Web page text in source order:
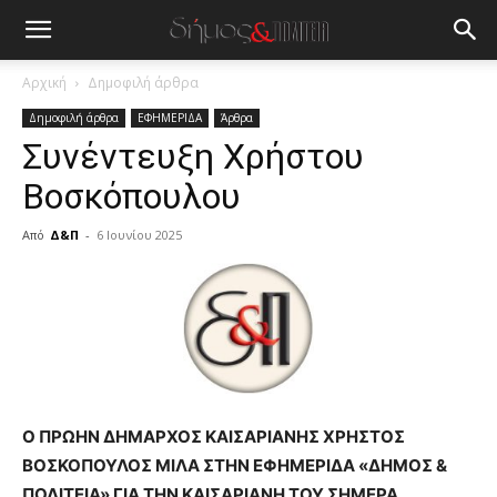
Αρχική Δημοφιλή άρθρα
Δημοφιλή άρθρα ΕΦΗΜΕΡΙΔΑ Άρθρα
Συνέντευξη Χρήστου
Βοσκόπουλου
Από Δ&Π - 6 Ιουνίου 2025
brandi
lyons
teaches
Ο ΠΡΩΗΝ ΔΗΜΑΡΧΟΣ ΚΑΙΣΑΡΙΑΝΗΣ ΧΡΗΣΤΟΣ
ΒΟΣΚΟΠΟΥΛΟΣ ΜΙΛΑ ΣΤΗΝ ΕΦΗΜΕΡΙΔΑ «ΔΗΜΟΣ &